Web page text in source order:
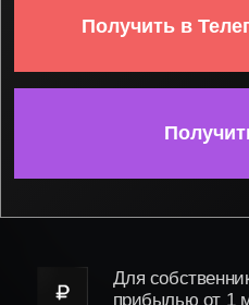
Для собственников с чистой
прибылью от 1 млн. ₽